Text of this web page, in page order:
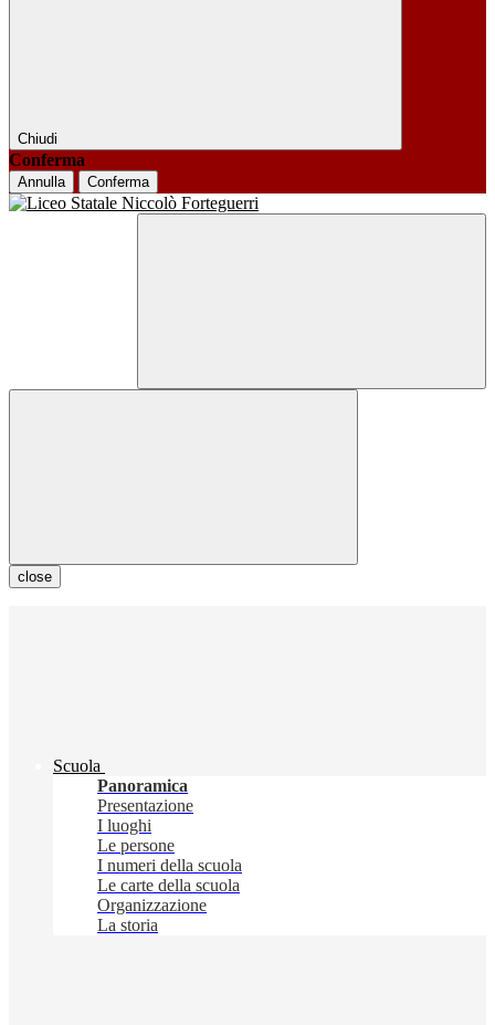
Chiudi
Conferma
Annulla Conferma
close
Scuola
Panoramica
Presentazione
I luoghi
Le persone
I numeri della scuola
Le carte della scuola
Organizzazione
La storia